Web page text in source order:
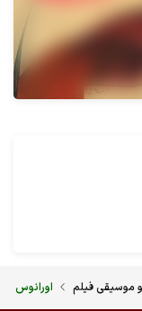
موسیقی فیلم اورانوس